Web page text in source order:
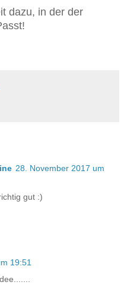
dazu, in der der
28. November 2017 um
gut :)
19:51